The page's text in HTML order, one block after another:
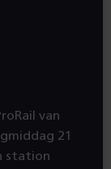
van
21
station